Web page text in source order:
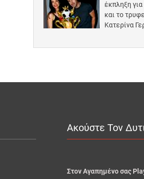
έκπληξη για
και το
Κατερίνα
Ακούστε Τον
Στον Αγαπημένο σας